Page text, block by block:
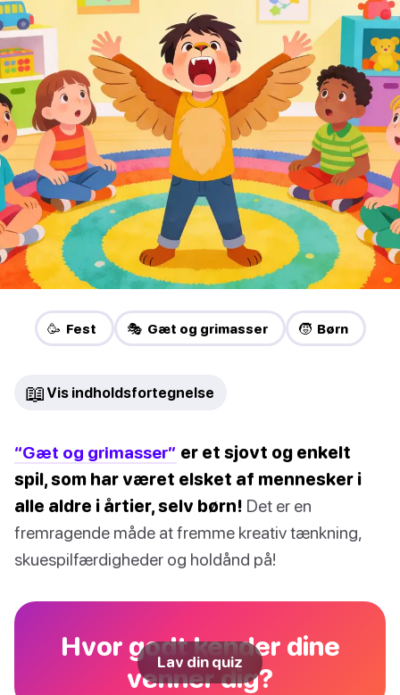
🥳 Fest 🎭 Gæt og grimasser 🧒 Børn
📖 Vis indholdsfortegnelse
“Gæt og grimasser” er et sjovt og enkelt
spil, som har været elsket af mennesker i
alle aldre i årtier, selv børn! Det er en
fremragende måde at fremme kreativ tænkning,
skuespilfærdigheder og holdånd på!
Hvor godt kender dine
venner dig?
Lav din quiz